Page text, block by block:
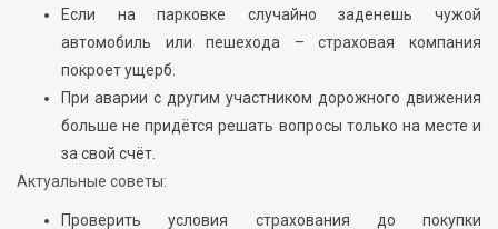
Если на парковке случайно заденешь чужой
автомобиль или пешехода – страховая компания
покроет ущерб.
При аварии с другим участником дорожного движения
больше не придётся решать вопросы только на месте и
за свой счёт.
Актуальные советы:
Проверить условия страхования до покупки